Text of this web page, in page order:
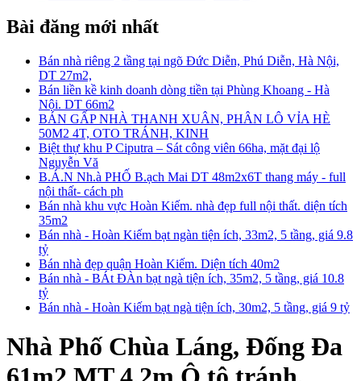
Bài đăng mới nhất
Bán nhà riêng 2 tầng tại ngõ Đức Diễn, Phú Diễn, Hà Nội,
DT 27m2,
Bán liền kề kinh doanh dòng tiền tại Phùng Khoang - Hà
Nội. DT 66m2
BÁN GẤP NHÀ THANH XUÂN, PHÂN LÔ VỈA HÈ
50M2 4T, OTO TRÁNH, KINH
Biệt thự khu P Ciputra – Sát công viên 66ha, mặt đại lộ
Nguyễn Vă
B.Á.N Nh.à PHỐ B.ạch Mai DT 48m2x6T thang máy - full
nội thất- cách ph
Bán nhà khu vực Hoàn Kiếm. nhà đẹp full nội thất. diện tích
35m2
Bán nhà - Hoàn Kiếm bạt ngàn tiện ích, 33m2, 5 tầng, giá 9.8
tỷ
Bán nhà đẹp quận Hoàn Kiếm. Diện tích 40m2
Bán nhà - BÁt ĐÀn bạt ngà tiện ích, 35m2, 5 tầng, giá 10.8
tỷ
Bán nhà - Hoàn Kiếm bạt ngà tiện ích, 30m2, 5 tầng, giá 9 tỷ
Nhà Phố Chùa Láng, Đống Đa